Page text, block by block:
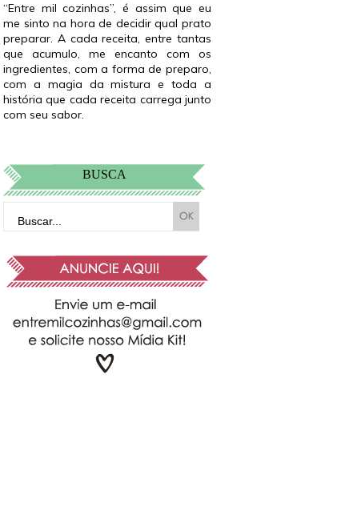
“Entre mil cozinhas”, é assim que eu
me sinto na hora de decidir qual prato
preparar. A cada receita, entre tantas
que acumulo, me encanto com os
ingredientes, com a forma de preparo,
com a magia da mistura e toda a
história que cada receita carrega junto
com seu sabor.
BUSCA